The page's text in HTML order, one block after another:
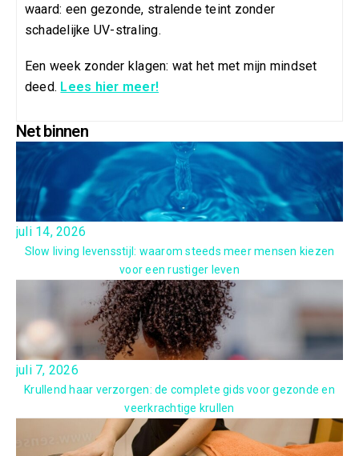
waard: een gezonde, stralende teint zonder
schadelijke UV-straling.
Een week zonder klagen: wat het met mijn mindset
deed. Lees hier meer!
Net binnen
juli 14, 2026
Slow living levensstijl: waarom steeds meer mensen kiezen
voor een rustiger leven
juli 7, 2026
Krullend haar verzorgen: de complete gids voor gezonde en
veerkrachtige krullen